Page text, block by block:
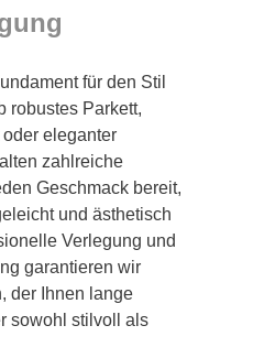
für den Stil
robustes Parkett,
eleganter
zahlreiche
Geschmack bereit,
und ästhetisch
Verlegung und
garantieren wir
der Ihnen lange
sowohl stilvoll als